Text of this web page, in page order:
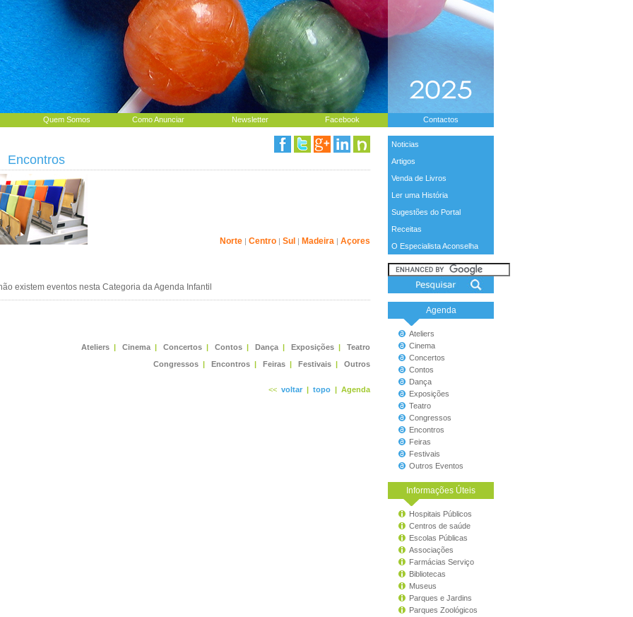
Quem Somos Como Anunciar Newsletter Facebook Contactos
Noticias
Artigos
Venda de Livros
Ler uma História
Sugestões do Portal
Receitas
O Especialista Aconselha
Agenda
Ateliers
Cinema
Concertos
Contos
Dança
Exposições
Teatro
Congressos
Encontros
Feiras
Festivais
Outros Eventos
Informações Úteis
Hospitais Públicos
Centros de saúde
Escolas Públicas
Associações
Farmácias Serviço
Bibliotecas
Museus
Parques e Jardins
Parques Zoológicos
Encontros
Norte | Centro | Sul | Madeira | Açores
existem eventos nesta Categoria da Agenda Infantil
Ateliers | Cinema | Concertos | Contos | Dança | Exposições |
Teatro
Congressos | Encontros | Feiras | Festivais | Outros
<< voltar | topo | Agenda